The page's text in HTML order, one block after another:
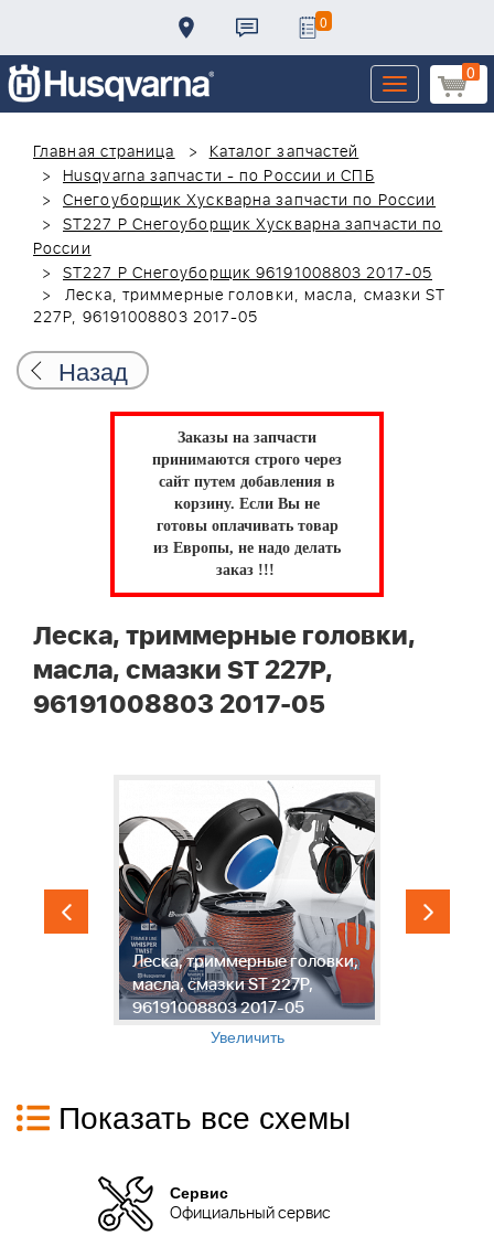
0
0
Toggle
navigation
Главная страница
Каталог запчастей
Husqvarna запчасти - по России и СПБ
Снегоуборщик Хускварна запчасти по России
ST227 P Снегоуборщик Хускварна запчасти по
России
ST227 P Снегоуборщик 96191008803 2017-05
Леска, триммерные головки, масла, смазки ST
227P, 96191008803 2017-05
Назад
Заказы на запчасти
принимаются строго через
сайт путем добавления в
корзину. Если Вы не
готовы оплачивать товар
из Европы, не надо делать
заказ !!!
Леска, триммерные головки,
масла, смазки ST 227P,
96191008803 2017-05
Леска, триммерные головки,
масла, смазки ST 227P,
96191008803 2017-05
Увеличить
Показать все схемы
Сервис
Официальный сервис